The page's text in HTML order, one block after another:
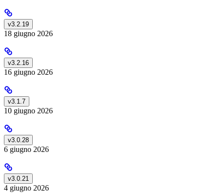
v3.2.19
18 giugno 2026
v3.2.16
16 giugno 2026
v3.1.7
10 giugno 2026
v3.0.28
6 giugno 2026
v3.0.21
4 giugno 2026